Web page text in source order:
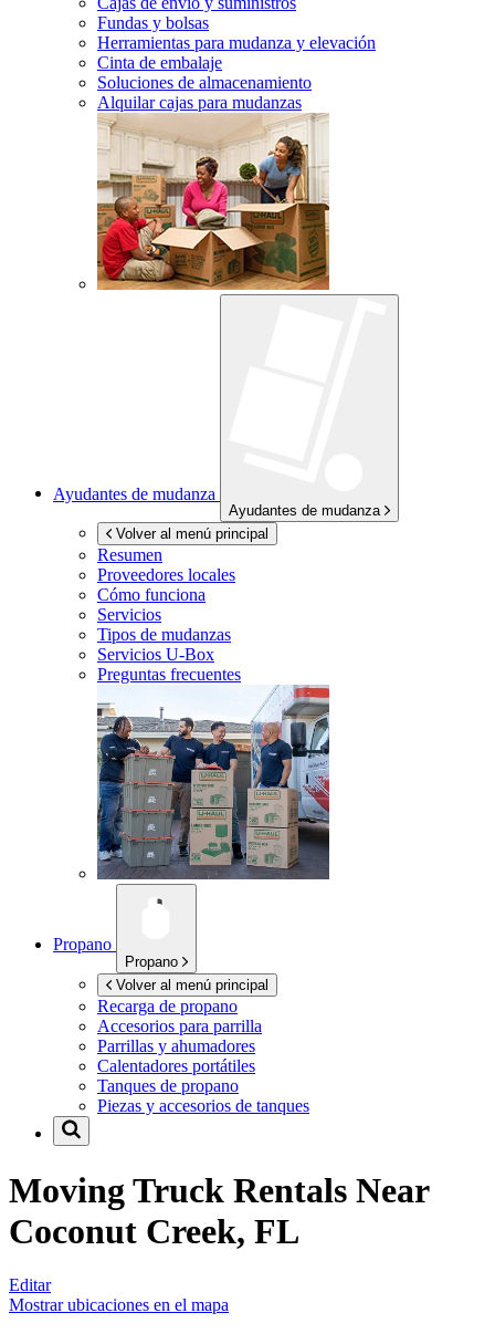
Fundas y bolsas
Herramientas para mudanza y elevación
Cinta de embalaje
Soluciones de almacenamiento
Alquilar cajas para mudanzas
Ayudantes de mudanza
Ayudantes de mudanza
Volver al menú principal
Resumen
Proveedores locales
Cómo funciona
Servicios
Tipos de mudanzas
Servicios U-Box
Preguntas frecuentes
Propano
Propano
Volver al menú principal
Recarga de propano
Accesorios para parrilla
Parrillas y ahumadores
Calentadores portátiles
Tanques de propano
Piezas y accesorios de tanques
Moving Truck Rentals Near
Coconut Creek, FL
Editar
Mostrar ubicaciones en el mapa